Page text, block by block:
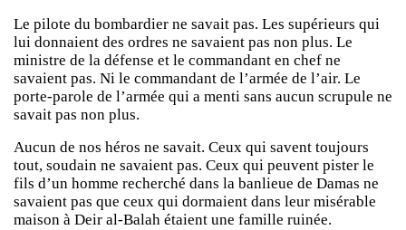
Le pilote du bombardier ne savait pas. Les supérieurs qui
lui donnaient des ordres ne savaient pas non plus. Le
ministre de la défense et le commandant en chef ne
savaient pas. Ni le commandant de l’armée de l’air. Le
porte-parole de l’armée qui a menti sans aucun scrupule ne
savait pas non plus.
Aucun de nos héros ne savait. Ceux qui savent toujours
tout, soudain ne savaient pas. Ceux qui peuvent pister le
fils d’un homme recherché dans la banlieue de Damas ne
savaient pas que ceux qui dormaient dans leur misérable
maison à Deir al-Balah étaient une famille ruinée.